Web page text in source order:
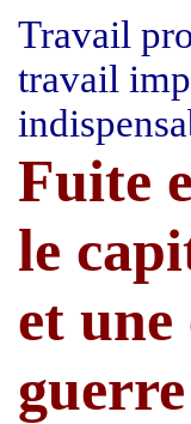
Travail
travail
Fuite
le
et une
guerre